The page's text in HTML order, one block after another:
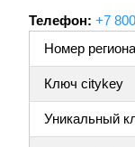
Телефон: +7
Номер
Ключ citykey
Уникальный